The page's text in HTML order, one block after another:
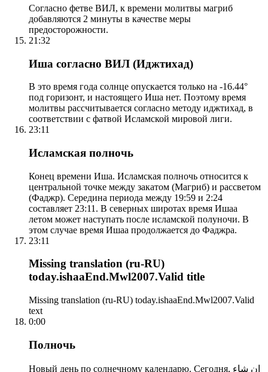
Согласно фетве ВИЛ, к времени молитвы магриб
добавляются 2 минуты в качестве меры
предосторожности.
21:32
Иша согласно ВИЛ (Иджтихад)
В это время года солнце опускается только на -16.44°
под горизонт, и настоящего Иша нет. Поэтому время
молитвы рассчитывается согласно методу иджтихад, в
соответствии с фатвой Исламской мировой лиги.
23:11
Исламская полночь
Конец времени Иша. Исламская полночь относится к
центральной точке между закатом (Магриб) и рассветом
(Фаджр). Середина периода между 19:59 и 2:24
составляет 23:11. В северных широтах время Ишаа
летом может наступать после исламской полуночи. В
этом случае время Ишаа продолжается до Фаджра.
23:11
Missing translation (ru-RU)
today.ishaaEnd.Mwl2007.Valid title
Missing translation (ru-RU) today.ishaaEnd.Mwl2007.Valid
text
0:00
Полночь
Новый день по солнечному календарю. Сегодня, إن شاء